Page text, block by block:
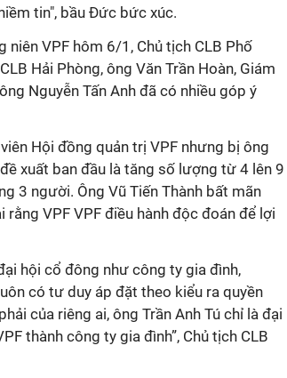
tin", bầu Đức bức xúc.
VPF hôm 6/1, Chủ tịch CLB Phố
Hải Phòng, ông Văn Trần Hoàn, Giám
Nguyễn Tấn Anh đã có nhiều góp ý
Hội đồng quản trị VPF nhưng bị ông
xuất ban đầu là tăng số lượng từ 4 lên 9
3 người. Ông Vũ Tiến Thành bất mãn
VPF VPF điều hành độc đoán để lợi
hội cổ đông như công ty gia đình,
có tư duy áp đặt theo kiểu ra quyền
của riêng ai, ông Trần Anh Tú chỉ là đại
thành công ty gia đình”, Chủ tịch CLB